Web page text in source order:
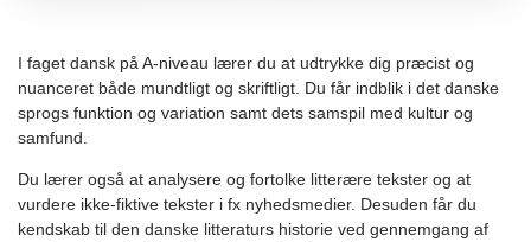
I faget dansk på A-niveau lærer du at udtrykke dig præcist og
nuanceret både mundtligt og skriftligt. Du får indblik i det danske
sprogs funktion og variation samt dets samspil med kultur og
samfund.
Du lærer også at analysere og fortolke litterære tekster og at
vurdere ikke-fiktive tekster i fx nyhedsmedier. Desuden får du
kendskab til den danske litteraturs historie ved gennemgang af